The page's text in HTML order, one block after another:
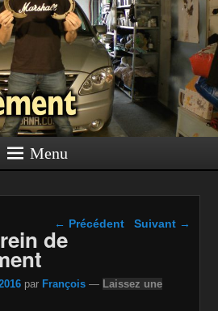
Menu
Navigation dans les
← Précédent Suivant →
de
par François — Laissez une